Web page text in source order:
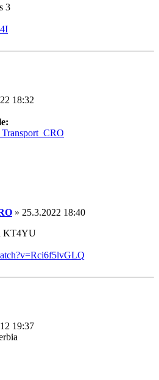
3
18:32
» 25.3.2022 18:40
KT4YU
19:37